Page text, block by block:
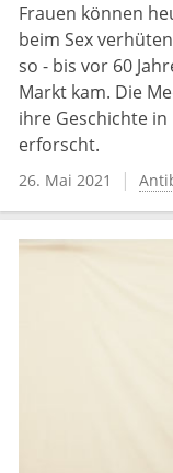
Frauen können
beim Sex
so - bis vor 60
Markt kam. Die
ihre Geschichte
erforscht.
26. Mai 2021